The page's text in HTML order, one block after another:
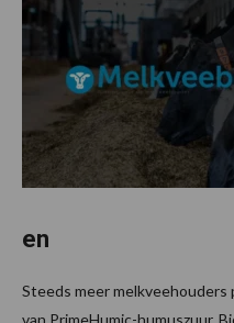
en
Steeds meer
van PrimeHumic-humuszuur.